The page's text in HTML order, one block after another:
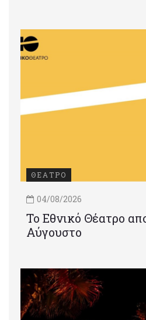
ΘΕΑΤΡΟ
04/08/2026
Το Εθνικό Θέατρο
Αύγουστο